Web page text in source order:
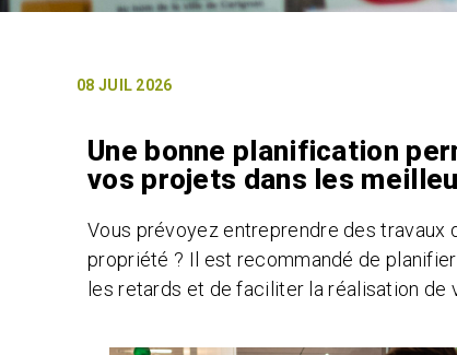
08 JUIL 2026
Une bonne planification
vos projets dans les
Vous prévoyez entreprendre des travaux
propriété ? Il est recommandé de
les retards et de faciliter la réalisation de